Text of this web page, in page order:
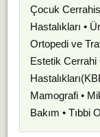
Çocuk
Hastalıkları •
Ortopedi ve
Estetik Cerrahi
Mamografi •
Bakım • Tıbbi